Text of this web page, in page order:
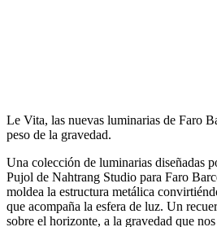
Le Vita, las nuevas luminarias de Faro
peso de la gravedad.
Una colección de luminarias diseñadas
Pujol de Nahtrang Studio para Faro
moldea la estructura metálica
que acompaña la esfera de luz. Un
sobre el horizonte, a la gravedad que